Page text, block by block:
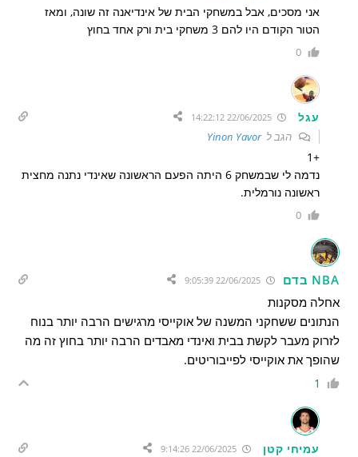
אני מסכים, אבל במשחקי הבית של אינדיאנה זה שונה, ומאז
הטור הקודם היו להם 3 משחקי בית ורק אחד בחוץ
0
עגל
הגב לYinon Yavor
+1
נדמה לי שבמשחק 6 היתה הפעם הראשונה שאינדי נתנה מחצית
ראשונה נורמלית.
0
NBA בדם 22/06/2025 9:05:39
אחלה מסקנות
הנתונים ששחקני המשנה של אוקייסי מרגישים הרבה יותר בנוח
לזרוק מעבר לקשת בבית ואינדי מאבדים הרבה יותר בחוץ זה מה
שהופך את אוקייסי לפייבוריטים.
1
עמיחי קטן